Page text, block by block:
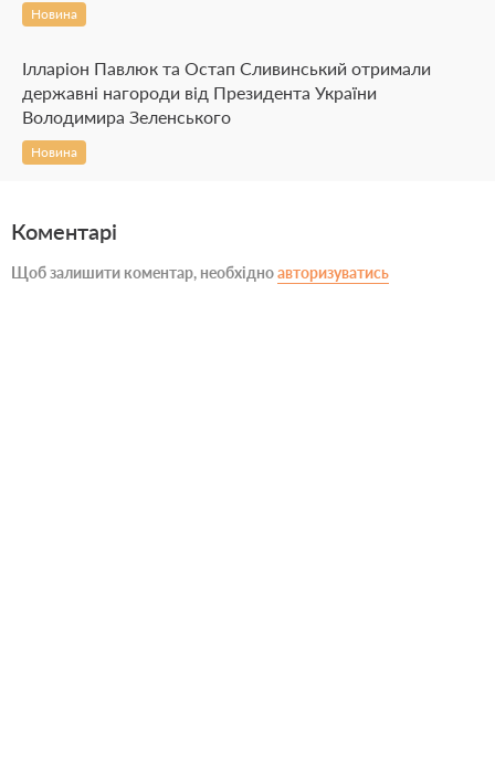
Новина
Ілларіон Павлюк та Остап Сливинський отримали
державні нагороди від Президента України
Володимира Зеленського
Новина
Коментарі
Щоб залишити коментар, необхідноавторизуватись